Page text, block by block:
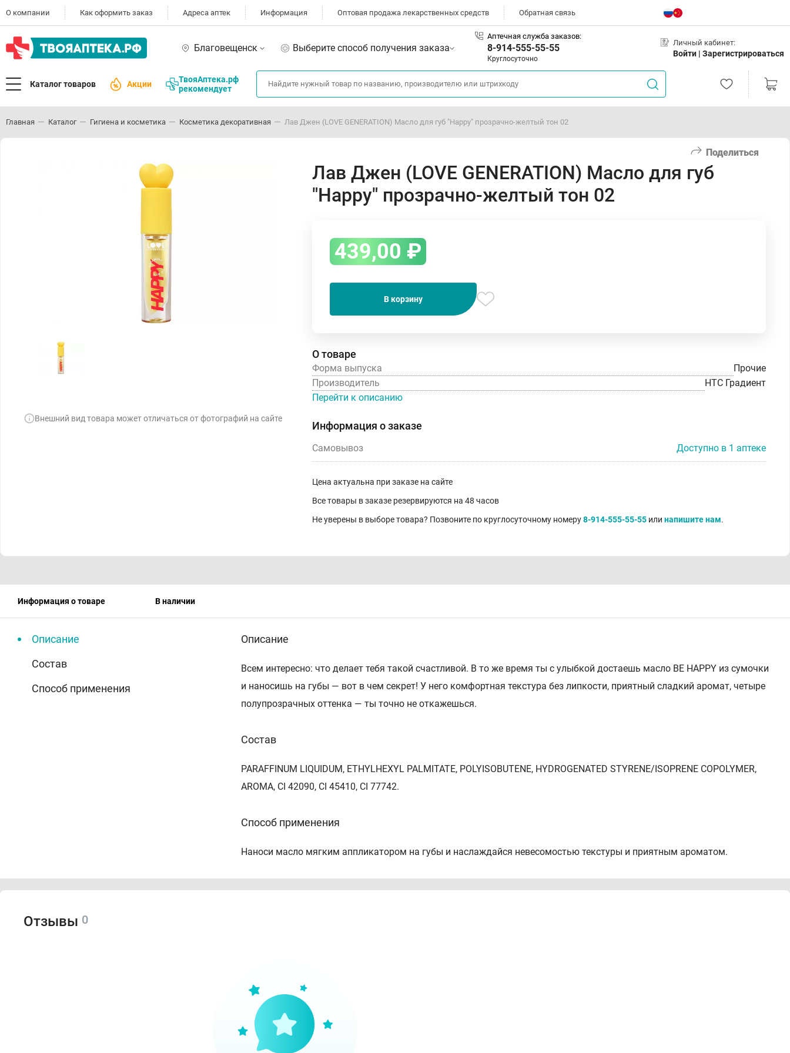
О компании Как оформить заказ Адреса аптек Информация Оптовая продажа лекарственных средств Обратная связь
Благовещенск Выберите способ получения заказа
Аптечная служба заказов:
8-914-555-55-55
Круглосуточно
Личный кабинет:
Войти | Зарегистрироваться
Каталог товаров Акции
ТвояАптека.рф
рекомендует
Главная Каталог Гигиена и косметика Косметика декоративная Лав Джен (LOVE GENERATION) Масло для губ "Happy" прозрачно-желтый тон 02
Поделиться
Внешний вид товара может отличаться от фотографий на сайте
Лав Джен (LOVE GENERATION) Масло для губ
"Happy" прозрачно-желтый тон 02
439,00 ₽
В корзину
О товаре
Форма выпуска
Прочие
Производитель
НТС Градиент
Перейти к описанию
Информация о заказе
Самовывоз Доступно в 1 аптеке
Цена актуальна при заказе на сайте
Все товары в заказе резервируются на 48 часов
Не уверены в выборе товара? Позвоните по круглосуточному номеру8-914-555-55-55 или напишите нам.
Информация о товаре В наличии
Описание
Состав
Способ применения
Описание
Всем интересно: что делает тебя такой счастливой. В то же время ты с улыбкой достаешь масло BE HAPPY из сумочки
и наносишь на губы — вот в чем секрет! У него комфортная текстура без липкости, приятный сладкий аромат, четыре
полупрозрачных оттенка — ты точно не откажешься.
Состав
PARAFFINUM LIQUIDUM, ETHYLHEXYL PALMITATE, POLYISOBUTENE, HYDROGENATED STYRENE/ISOPRENE COPOLYMER,
AROMA, CI 42090, CI 45410, CI 77742.
Способ применения
Наноси масло мягким аппликатором на губы и наслаждайся невесомостью текстуры и приятным ароматом.
Отзывы 0